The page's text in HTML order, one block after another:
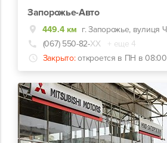
Запорожье-Авто
449.4 км
(067) 550-82-ХХ
+ еще 4
Закрыто: откроется в ПН в 08:00